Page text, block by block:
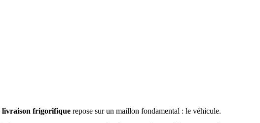
livraison frigorifique repose sur un maillon fondamental : le véhicule.